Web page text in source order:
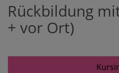
Rückbildung
+ vor Ort)